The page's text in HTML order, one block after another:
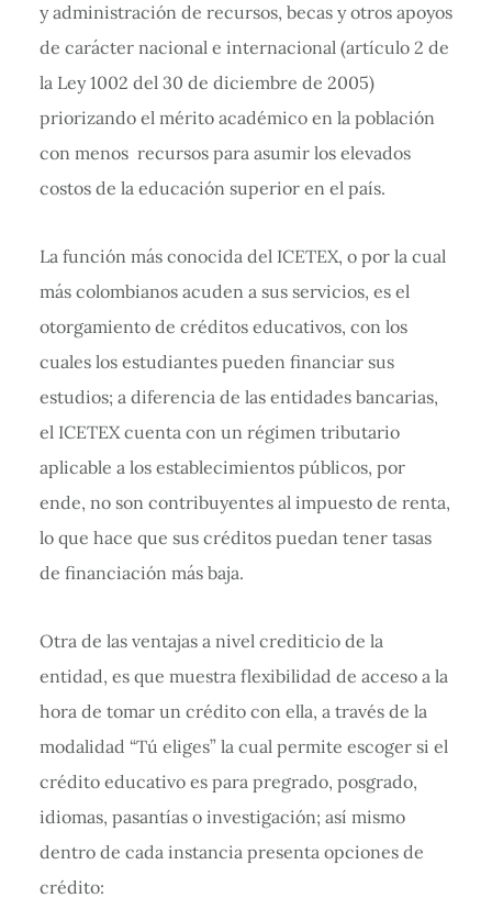
y administración de recursos, becas y otros apoyos
de carácter nacional e internacional (artículo 2 de
la Ley 1002 del 30 de diciembre de 2005)
priorizando el mérito académico en la población
con menos recursos para asumir los elevados
costos de la educación superior en el país.
La función más conocida del ICETEX, o por la cual
más colombianos acuden a sus servicios, es el
otorgamiento de créditos educativos, con los
cuales los estudiantes pueden financiar sus
estudios; a diferencia de las entidades bancarias,
el ICETEX cuenta con un régimen tributario
aplicable a los establecimientos públicos, por
ende, no son contribuyentes al impuesto de renta,
lo que hace que sus créditos puedan tener tasas
de financiación más baja.
Otra de las ventajas a nivel crediticio de la
entidad, es que muestra flexibilidad de acceso a la
hora de tomar un crédito con ella, a través de la
modalidad “Tú eliges” la cual permite escoger si el
crédito educativo es para pregrado, posgrado,
idiomas, pasantías o investigación; así mismo
dentro de cada instancia presenta opciones de
crédito: